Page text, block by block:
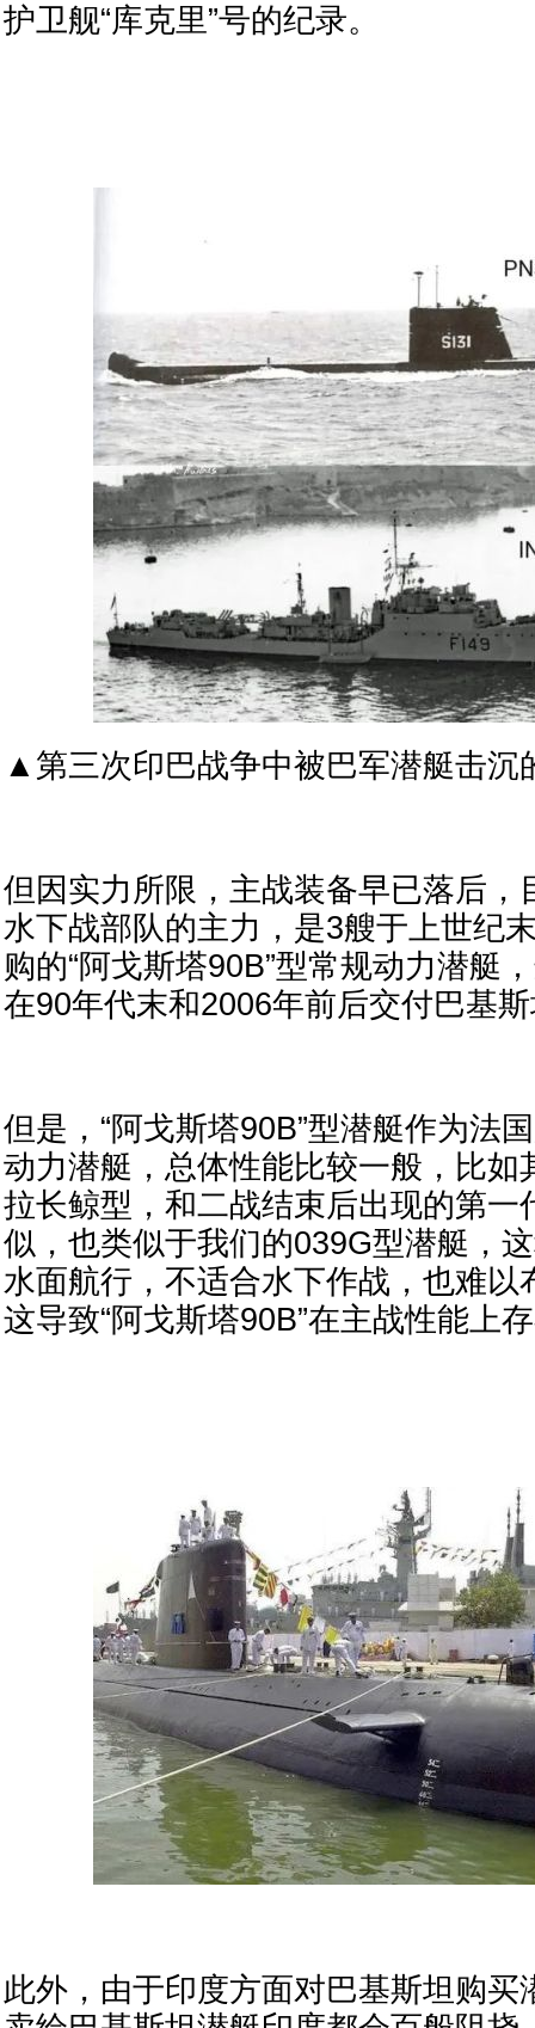
护卫舰“库克里”号的纪录。
▲第三次印巴战争中被巴军潜艇击沉
但因实力所限，主战装备早已落后，
水下战部队的主力，是3艘于上世纪
购的“阿戈斯塔90B”型常规动力潜艇
在90年代末和2006年前后交付巴基
但是，“阿戈斯塔90B”型潜艇作为法
动力潜艇，总体性能比较一般，比如
拉长鲸型，和二战结束后出现的第一
似，也类似于我们的039G型潜艇，
水面航行，不适合水下作战，也难以
这导致“阿戈斯塔90B”在主战性能上
此外，由于印度方面对巴基斯坦购买